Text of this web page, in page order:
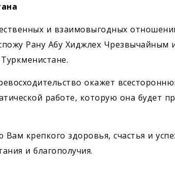
и взаимовыгодных
Рану Абу Хиджлех
окажет
работе, которую она будет
Вам крепкого здоровья, счастья и
и благополучия.